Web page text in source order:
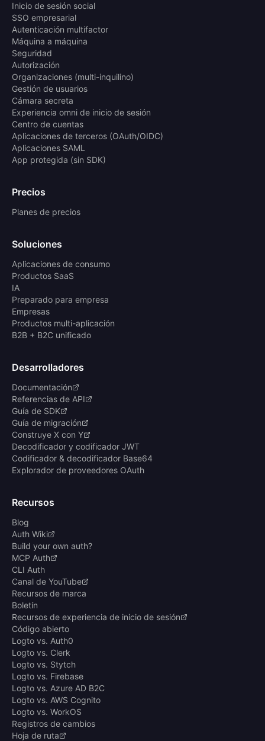
Inicio de sesión social
SSO empresarial
Autenticación multifactor
Máquina a máquina
Seguridad
Autorización
Organizaciones (multi-inquilino)
Gestión de usuarios
Cámara secreta
Experiencia omni de inicio de sesión
Centro de cuentas
Aplicaciones de terceros (OAuth/OIDC)
Aplicaciones SAML
App protegida (sin SDK)
Precios
Planes de precios
Soluciones
Aplicaciones de consumo
Productos SaaS
IA
Preparado para empresa
Empresas
Productos multi-aplicación
B2B + B2C unificado
Desarrolladores
Documentación
Referencias de API
Guía de SDK
Guía de migración
Construye X con Y
Decodificador y codificador JWT
Codificador & decodificador Base64
Explorador de proveedores OAuth
Recursos
Blog
Auth Wiki
Build your own auth?
MCP Auth
CLI Auth
Canal de YouTube
Recursos de marca
Boletín
Recursos de experiencia de inicio de sesión
Código abierto
Logto vs. Auth0
Logto vs. Clerk
Logto vs. Stytch
Logto vs. Firebase
Logto vs. Azure AD B2C
Logto vs. AWS Cognito
Logto vs. WorkOS
Registros de cambios
Hoja de ruta